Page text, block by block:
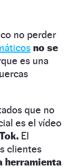
no perder
no se
es una
que no
es el vídeo
El
clientes
herramienta